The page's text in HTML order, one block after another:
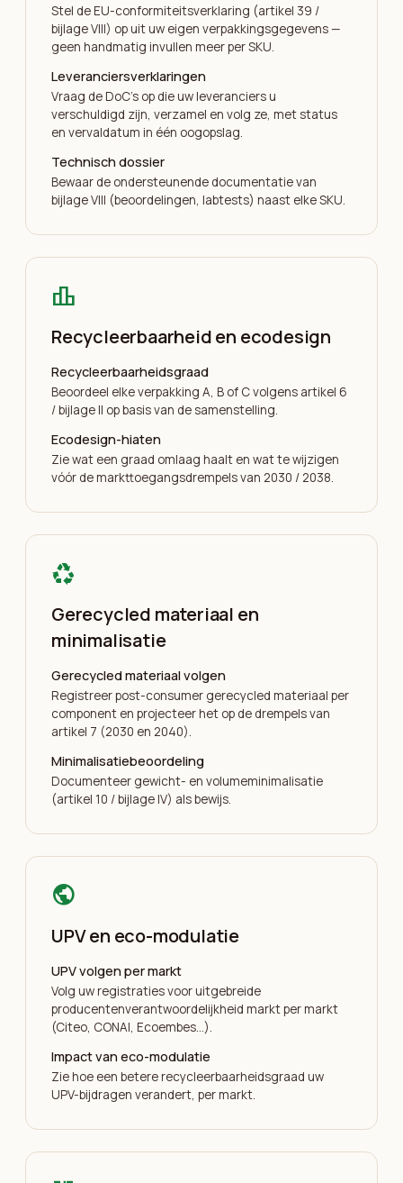
Stel de EU-conformiteitsverklaring (artikel 39 /
bijlage VIII) op uit uw eigen verpakkingsgegevens —
geen handmatig invullen meer per SKU.
Leveranciersverklaringen
Vraag de DoC’s op die uw leveranciers u
verschuldigd zijn, verzamel en volg ze, met status
en vervaldatum in één oogopslag.
Technisch dossier
Bewaar de ondersteunende documentatie van
bijlage VIII (beoordelingen, labtests) naast elke SKU.
leaderboard
Recycleerbaarheid en ecodesign
Recycleerbaarheidsgraad
Beoordeel elke verpakking A, B of C volgens artikel 6
/ bijlage II op basis van de samenstelling.
Ecodesign-hiaten
Zie wat een graad omlaag haalt en wat te wijzigen
vóór de markttoegangsdrempels van 2030 / 2038.
recycling
Gerecycled materiaal en
minimalisatie
Gerecycled materiaal volgen
Registreer post-consumer gerecycled materiaal per
component en projecteer het op de drempels van
artikel 7 (2030 en 2040).
Minimalisatiebeoordeling
Documenteer gewicht- en volumeminimalisatie
(artikel 10 / bijlage IV) als bewijs.
public
UPV en eco-modulatie
UPV volgen per markt
Volg uw registraties voor uitgebreide
producentenverantwoordelijkheid markt per markt
(Citeo, CONAI, Ecoembes…).
Impact van eco-modulatie
Zie hoe een betere recycleerbaarheidsgraad uw
UPV-bijdragen verandert, per markt.